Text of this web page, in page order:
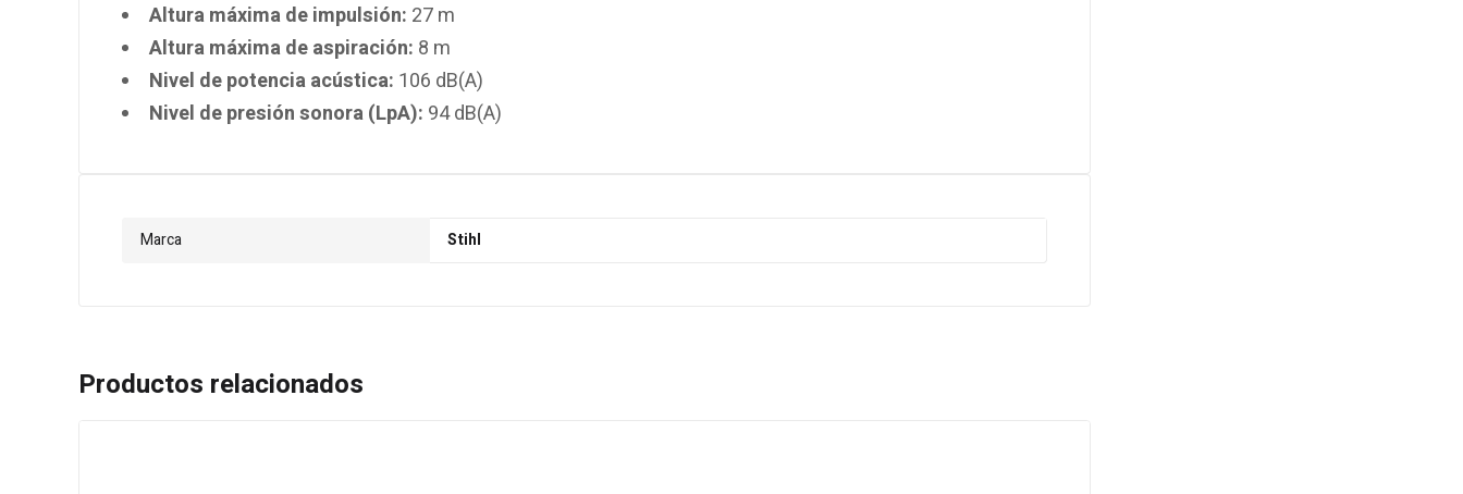
Altura máxima de impulsión: 27 m
Altura máxima de aspiración: 8 m
Nivel de potencia acústica: 106 dB(A)
Nivel de presión sonora (LpA): 94 dB(A)
Marca Stihl
Productos relacionados